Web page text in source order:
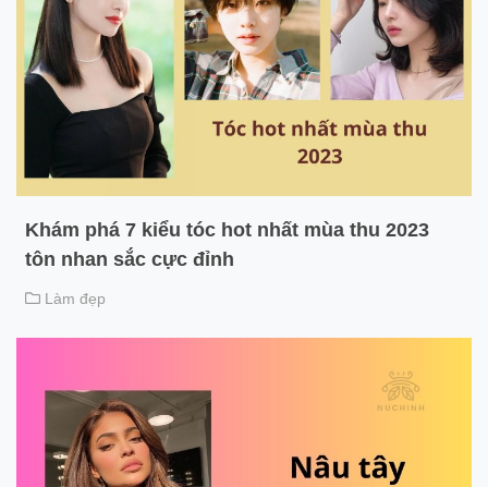
Khám phá 7 kiểu tóc hot nhất mùa thu 2023
tôn nhan sắc cực đỉnh
Làm đẹp